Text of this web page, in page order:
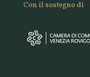
Con il sostegno di